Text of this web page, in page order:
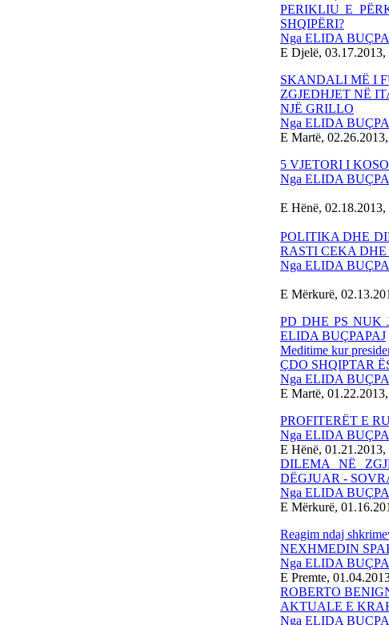
PERIKLIU E
SHQIPËRI?
Nga ELIDA
E Djelë, 03.17.2013,
SKANDALI MË I
ZGJEDHJET NË
NJË GRILLO
Nga ELIDA
E Martë,
5 VJETORI I
Nga ELIDA
E Hënë, 02.18.2013,
POLITIKA DHE
RASTI CEKA
Nga ELIDA
E Mërkurë,
PD DHE PS NUK
ELIDA BUÇPAPAJ
Meditime kur
ÇDO SHQIPTAR
Nga ELIDA
E Martë,
PROFITERËT E
Nga ELIDA
E Hënë, 01.21.2013,
DILEMA NË
DËGJUAR -
Nga ELIDA
E Mërkurë,
Reagim ndaj
NEXHMEDIN
Nga ELIDA
E Premte,
ROBERTO
AKTUALE E
Nga ELIDA